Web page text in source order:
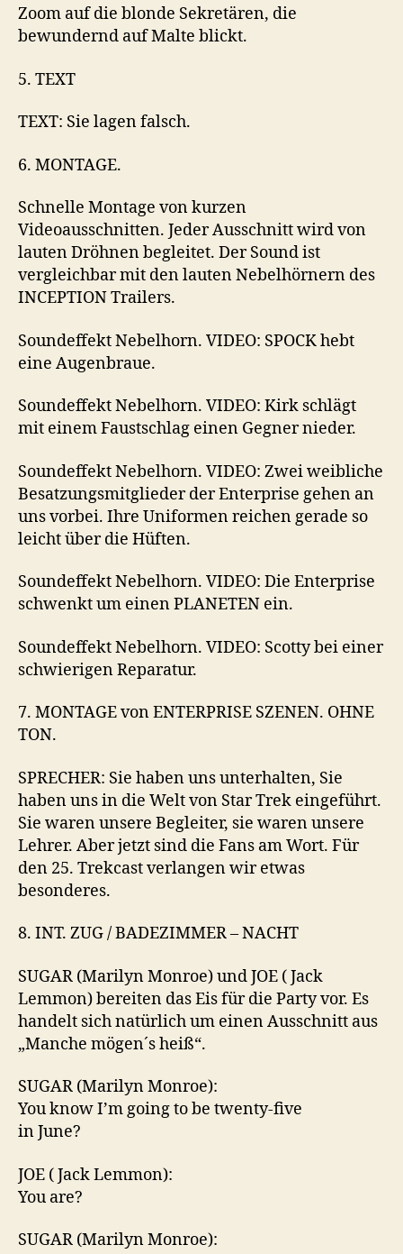
Zoom auf die blonde Sekretären, die
bewundernd auf Malte blickt.
5. TEXT
TEXT: Sie lagen falsch.
6. MONTAGE.
Schnelle Montage von kurzen
Videoausschnitten. Jeder Ausschnitt wird von
lauten Dröhnen begleitet. Der Sound ist
vergleichbar mit den lauten Nebelhörnern des
INCEPTION Trailers.
Soundeffekt Nebelhorn. VIDEO: SPOCK hebt
eine Augenbraue.
Soundeffekt Nebelhorn. VIDEO: Kirk schlägt
mit einem Faustschlag einen Gegner nieder.
Soundeffekt Nebelhorn. VIDEO: Zwei weibliche
Besatzungsmitglieder der Enterprise gehen an
uns vorbei. Ihre Uniformen reichen gerade so
leicht über die Hüften.
Soundeffekt Nebelhorn. VIDEO: Die Enterprise
schwenkt um einen PLANETEN ein.
Soundeffekt Nebelhorn. VIDEO: Scotty bei einer
schwierigen Reparatur.
7. MONTAGE von ENTERPRISE SZENEN. OHNE
TON.
SPRECHER: Sie haben uns unterhalten, Sie
haben uns in die Welt von Star Trek eingeführt.
Sie waren unsere Begleiter, sie waren unsere
Lehrer. Aber jetzt sind die Fans am Wort. Für
den 25. Trekcast verlangen wir etwas
besonderes.
8. INT. ZUG / BADEZIMMER – NACHT
SUGAR (Marilyn Monroe) und JOE ( Jack
Lemmon) bereiten das Eis für die Party vor. Es
handelt sich natürlich um einen Ausschnitt aus
„Manche mögen´s heiß“.
SUGAR (Marilyn Monroe):
You know I’m going to be twenty-five
in June?
JOE ( Jack Lemmon):
You are?
SUGAR (Marilyn Monroe):